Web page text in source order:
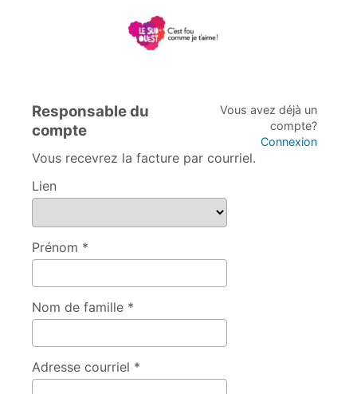
Responsable du
compte
Vous avez déjà un
compte?
Connexion
Vous recevrez la facture par courriel.
Lien
Prénom *
Nom de famille *
Adresse courriel *